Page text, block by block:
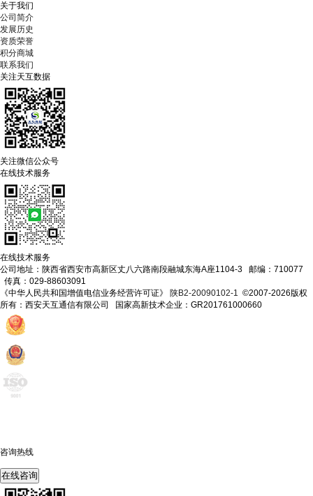
关于我们
公司简介
发展历史
资质荣誉
积分商城
联系我们
关注天互数据
关注微信公众号
在线技术服务
在线技术服务
公司地址：陕西省西安市高新区丈八六路南段融城东海A座1104-3 邮编：710077
传真：029-88603091
《中华人民共和国增值电信业务经营许可证》 陕B2-20090102-1 ©2007-2026版权
所有：西安天互通信有限公司 国家高新技术企业：GR201761000660
咨询热线
在线咨询